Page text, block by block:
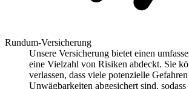
Rundum-Versicherung
Unsere Versicherung bietet einen
eine Vielzahl von Risiken abdeckt. Sie
verlassen, dass viele potenzielle
Unwägbarkeiten abgesichert sind,